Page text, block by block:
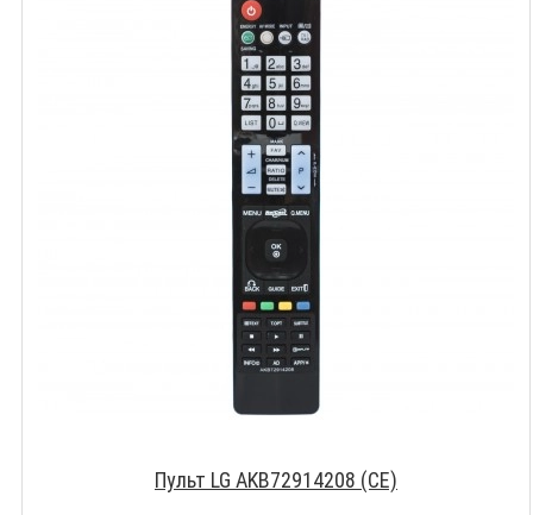
Пульт LG AKB72914208 (CE)